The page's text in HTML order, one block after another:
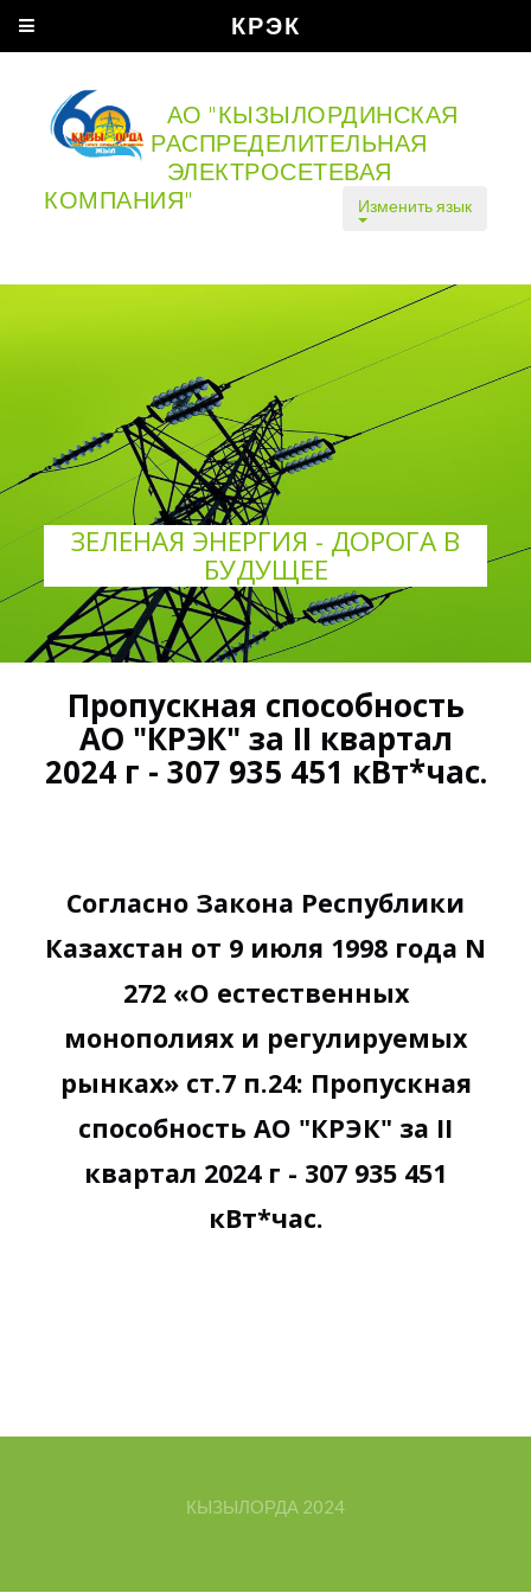
АО "КЫЗЫЛОРДИНСКАЯ
РАСПРЕДЕЛИТЕЛЬНАЯ
ЭЛЕКТРОСЕТЕВАЯ
КОМПАНИЯ"
Изменить язык
ЗЕЛЕНАЯ ЭНЕРГИЯ - ДОРОГА В
БУДУЩЕЕ
Пропускная способность
АО "КРЭК" за II квартал
2024 г - 307 935 451 кВт*час.
Согласно Закона Республики
Казахстан от 9 июля 1998 года N
272 «О естественных
монополиях и регулируемых
рынках» ст.7 п.24: Пропускная
способность АО "КРЭК" за II
квартал 2024 г - 307 935 451
кВт*час.
КЫЗЫЛОРДА 2024
КРЭК